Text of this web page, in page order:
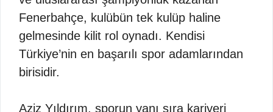
Fenerbahçe, kulübün tek kulüp haline
gelmesinde kilit rol oynadı. Kendisi
Türkiye’nin en başarılı spor adamlarından
birisidir.
Aziz Yıldırım, sporun yanı sıra kariyeri